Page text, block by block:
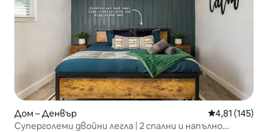
Дом – Денвър Средна
4,81 (145)
Суперголеми двойни легла | 2 спални и напълно